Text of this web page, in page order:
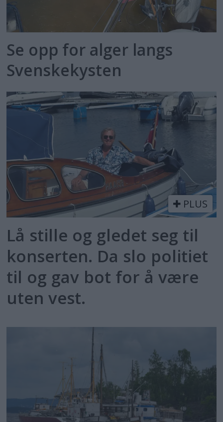
Se opp for alger langs
Svenskekysten
PLUS
Lå stille og gledet seg til
konserten. Da slo politiet
til og gav bot for å være
uten vest.